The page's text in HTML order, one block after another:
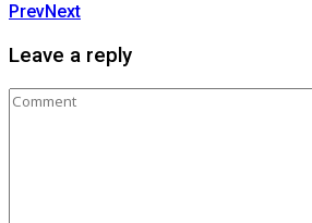
PrevNext
Leave a reply